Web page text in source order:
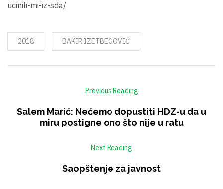
ucinili-mi-iz-sda/
2018 BAKIR IZETBEGOVIĆ
Previous Reading
Salem Marić: Nećemo dopustiti HDZ-u da u
miru postigne ono što nije u ratu
Next Reading
Saopštenje za javnost